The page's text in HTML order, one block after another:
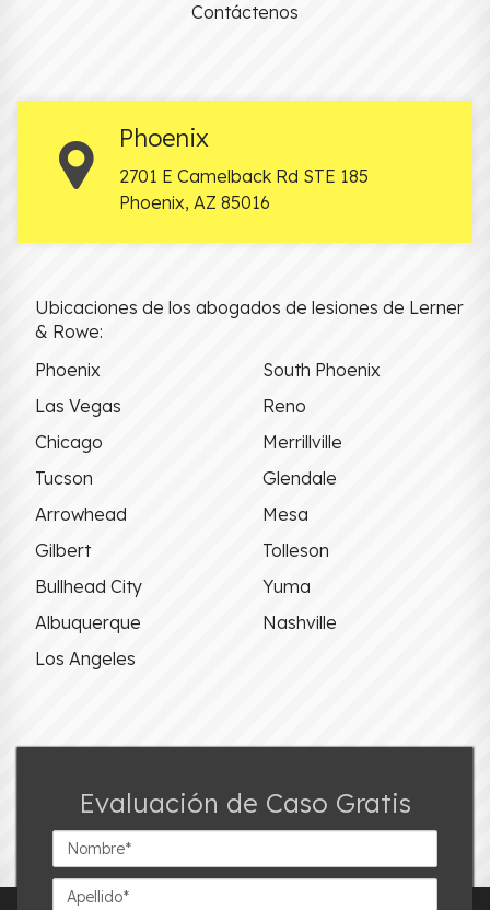
Contáctenos
Phoenix
2701 E Camelback Rd STE 185
Phoenix, AZ 85016
Ubicaciones de los abogados de lesiones de Lerner
& Rowe:
Phoenix
South Phoenix
Las Vegas
Reno
Chicago
Merrillville
Tucson
Glendale
Arrowhead
Mesa
Gilbert
Tolleson
Bullhead City
Yuma
Albuquerque
Nashville
Los Angeles
Evaluación de Caso Gratis
Nombre*
Apellido*